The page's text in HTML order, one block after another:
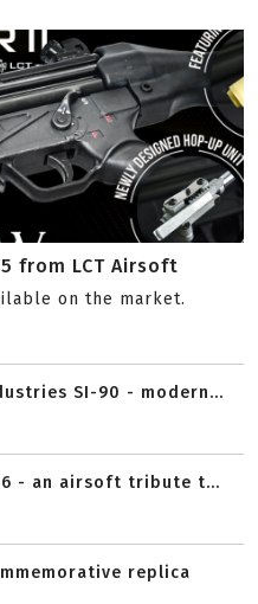
from LCT Airsoft
on the market.
SI-90 - modern...
- an airsoft tribute t...
replica